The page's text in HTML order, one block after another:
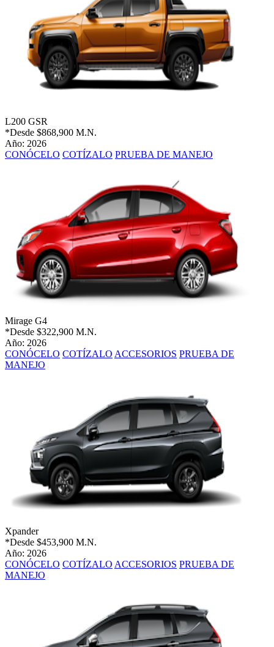
L200 GSR
*Desde $868,900 M.N.
Año: 2026
CONÓCELO COTÍZALO PRUEBA DE MANEJO
Mirage G4
*Desde $322,900 M.N.
Año: 2026
CONÓCELO COTÍZALO ACCESORIOS PRUEBA DE
MANEJO
Xpander
*Desde $453,900 M.N.
Año: 2026
CONÓCELO COTÍZALO ACCESORIOS PRUEBA DE
MANEJO